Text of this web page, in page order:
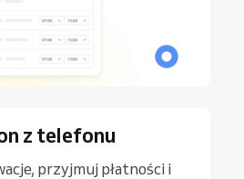
z telefonu
przyjmuj płatności i